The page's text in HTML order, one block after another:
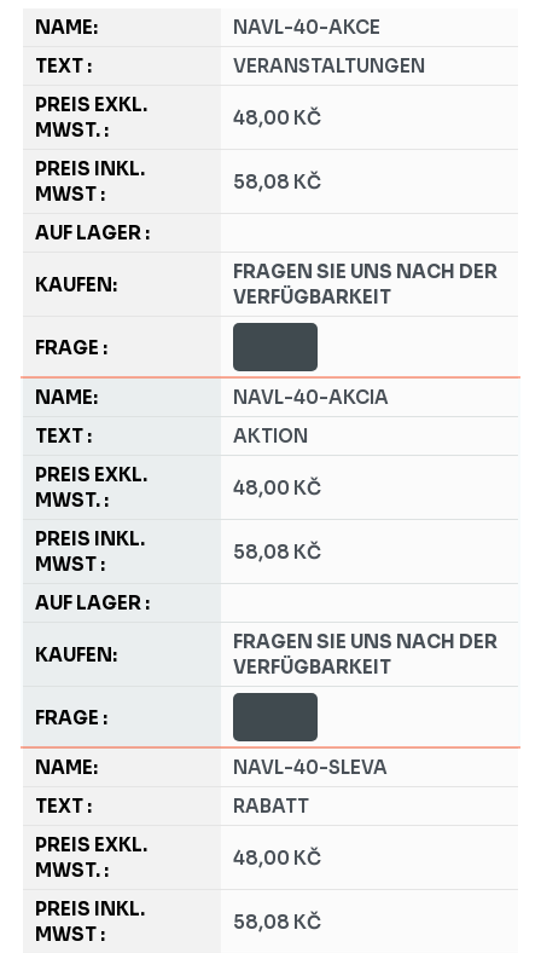
NAVL-40-AKCE
VERANSTALTUNGEN
48,00 KČ
58,08 KČ
FRAGEN SIE UNS NACH DER
VERFÜGBARKEIT
NAVL-40-AKCIA
AKTION
48,00 KČ
58,08 KČ
FRAGEN SIE UNS NACH DER
VERFÜGBARKEIT
NAVL-40-SLEVA
RABATT
48,00 KČ
58,08 KČ